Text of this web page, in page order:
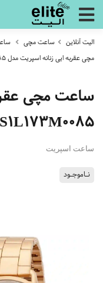
الیت آنلاین ساعت مچی
مچی عقربه ایی زنانه اسپریت مدل ES1L173M0085
ساعت مچی
ساعت اسپریت
نـاموجـود